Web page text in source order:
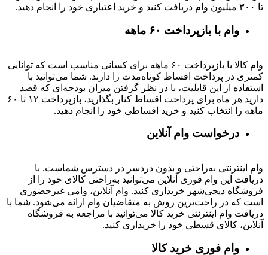
تا ۳۰۰ میلیون وام دریافت کنید و خرید اعتباری خود را انجام دهید.
وام با بازپرداخت ۶۰ ماهه
وام کالا با بازپرداخت ۶۰ ماهه برای کسانی مناسب است که توانایی
کمتری در پرداخت اقساط کوتاه‌مدت را دارند. شما می‌توانید با
استفاده از این قابلیت، با در نظر گرفتن میزان بودجه‌ای که قصد
دارید هر ماه برای پرداخت اقساط کنار بگذارید، بازپرداخت ۱۲ تا ۶۰
ماهه را انتخاب کنید و خرید اقساطی خود را انجام دهید.
درخواست وام آنلاین
وام اینترنتی به‌راحتی و بدون دردسر در دسترس شماست. با
دریافت این وام فوری آنلاین می‌توانید به‌راحتی کالای خود را از
فروشگاه دیجی‌شهر خریداری کنید. وام آنلاین، وامی غیرحضوری
است که در راحت‌ترین روش به متقاضیان وام ارائه می‌شود. شما با
دریافت وام اینترنتی خرید کالا می‌توانید با مراجعه به فروشگاه
آنلاین، کالای قسطی خود را خریداری کنید.
وام فوری خرید کالا